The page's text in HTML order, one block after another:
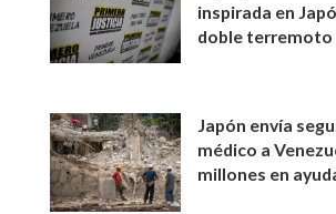
inspirada en
doble terremoto
Japón envía
médico a
millones en